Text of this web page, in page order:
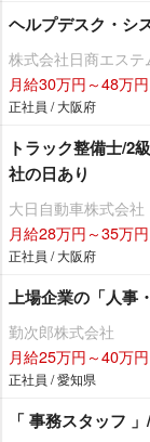
ヘルプデスク・シ
株式会社日商エステ
月給30万円～48万円
正社員 / 大阪府
トラック整備士/2
社の日あり
大日自動車株式会社
月給28万円～35万円
正社員 / 大阪府
上場企業の「人事
勤次郎株式会社
月給25万円～40万円
正社員 / 愛知県
「 事務スタッフ